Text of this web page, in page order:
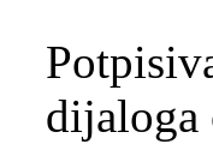
dijaloga